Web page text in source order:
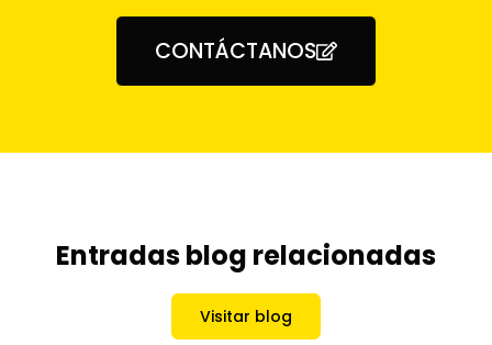
CONTÁCTANOS
Entradas blog relacionadas
Visitar blog